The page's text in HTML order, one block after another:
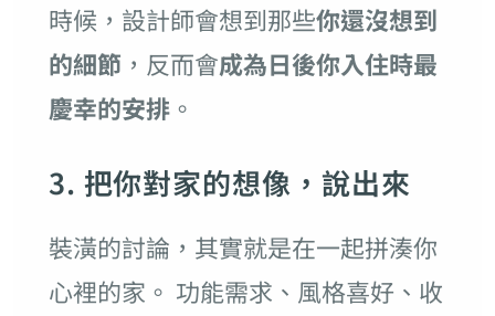
時候，設計師會想到那些你還沒想到
的細節 ，反而會成為日後你入住時最
慶幸的安排。
3. 把你對家的想像，說出來
裝潢的討論，其實就是在一起拼湊你
心裡的家。 功能需求、風格喜好、收